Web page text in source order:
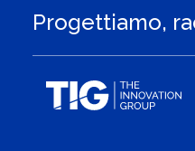
Progettiamo,